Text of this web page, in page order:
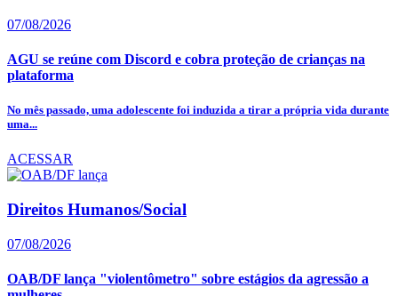
07/08/2026
AGU se reúne com Discord e cobra proteção de crianças na
plataforma
No mês passado, uma adolescente foi induzida a tirar a própria vida durante
uma...
ACESSAR
Direitos Humanos/Social
07/08/2026
OAB/DF lança "violentômetro" sobre estágios da agressão a